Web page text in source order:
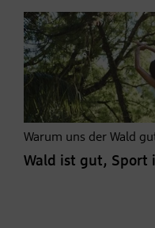
Warum uns der Wald
Wald ist gut, Sport